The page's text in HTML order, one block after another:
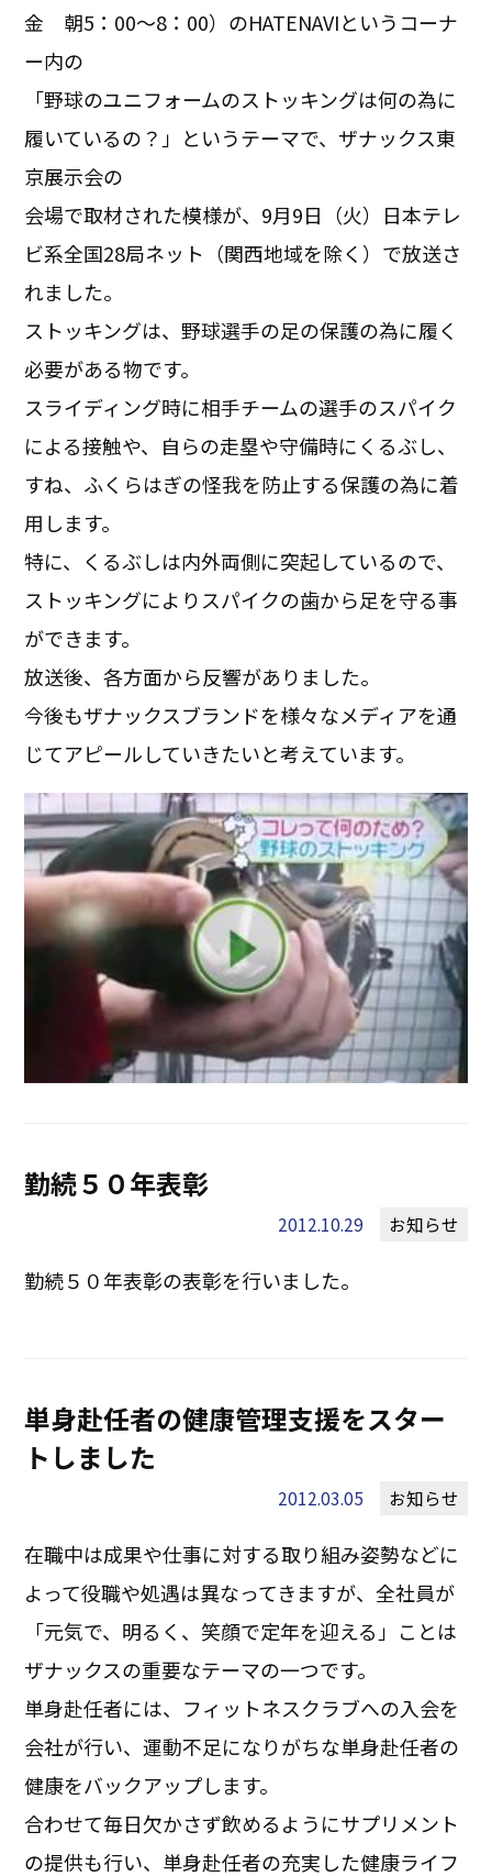
金 朝5：00～8：00）のHATENAVIというコーナ
ー内の
「野球のユニフォームのストッキングは何の為に
履いているの？」というテーマで、ザナックス東
京展示会の
会場で取材された模様が、9月9日（火）日本テレ
ビ系全国28局ネット（関西地域を除く）で放送さ
れました。
ストッキングは、野球選手の足の保護の為に履く
必要がある物です。
スライディング時に相手チームの選手のスパイク
による接触や、自らの走塁や守備時にくるぶし、
すね、ふくらはぎの怪我を防止する保護の為に着
用します。
特に、くるぶしは内外両側に突起しているので、
ストッキングによりスパイクの歯から足を守る事
ができます。
放送後、各方面から反響がありました。
今後もザナックスブランドを様々なメディアを通
じてアピールしていきたいと考えています。
勤続５０年表彰
2012.10.29 お知らせ
勤続５０年表彰の表彰を行いました。
単身赴任者の健康管理支援をスター
トしました
2012.03.05 お知らせ
在職中は成果や仕事に対する取り組み姿勢などに
よって役職や処遇は異なってきますが、全社員が
「元気で、明るく、笑顔で定年を迎える」ことは
ザナックスの重要なテーマの一つです。
単身赴任者には、フィットネスクラブへの入会を
会社が行い、運動不足になりがちな単身赴任者の
健康をバックアップします。
合わせて毎日欠かさず飲めるようにサプリメント
の提供も行い、単身赴任者の充実した健康ライフ